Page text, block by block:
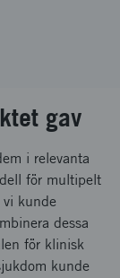
gav
i relevanta
för multipelt
kunde
dessa
för klinisk
kunde